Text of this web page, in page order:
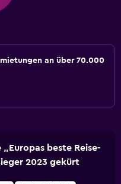
an über 70.000
beste Reise-
2023 gekürt